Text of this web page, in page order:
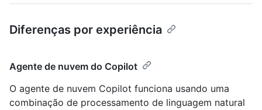
Diferenças por experiência
Agente de nuvem do Copilot
O agente de nuvem Copilot funciona usando uma
combinação de processamento de linguagem natural